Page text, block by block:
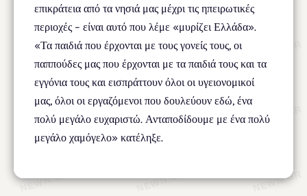
επικράτεια από τα νησιά μας μέχρι τις ηπειρωτικές
περιοχές – είναι αυτό που λέμε «μυρίζει Ελλάδα».
«Τα παιδιά που έρχονται με τους γονείς τους, οι
παππούδες μας που έρχονται με τα παιδιά τους και τα
εγγόνια τους και εισπράττουν όλοι οι υγειονομικοί
μας, όλοι οι εργαζόμενοι που δουλεύουν εδώ, ένα
πολύ μεγάλο ευχαριστώ. Ανταποδίδουμε με ένα πολύ
μεγάλο χαμόγελο» κατέληξε.